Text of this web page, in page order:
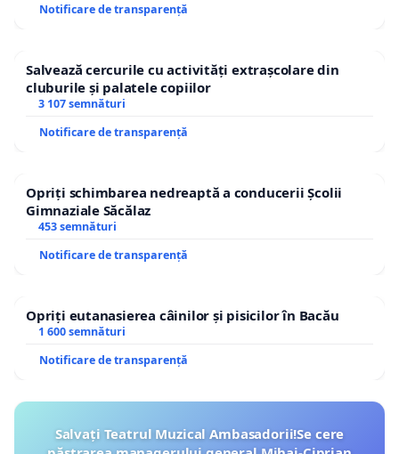
Notificare de transparență
Salvează cercurile cu activități extrașcolare din
cluburile și palatele copiilor
3 107 semnături
Notificare de transparență
Opriți schimbarea nedreaptă a conducerii Școlii
Gimnaziale Săcălaz
453 semnături
Notificare de transparență
Opriți eutanasierea câinilor și pisicilor în Bacău
1 600 semnături
Notificare de transparență
Salvați Teatrul Muzical Ambasadorii!Se cere